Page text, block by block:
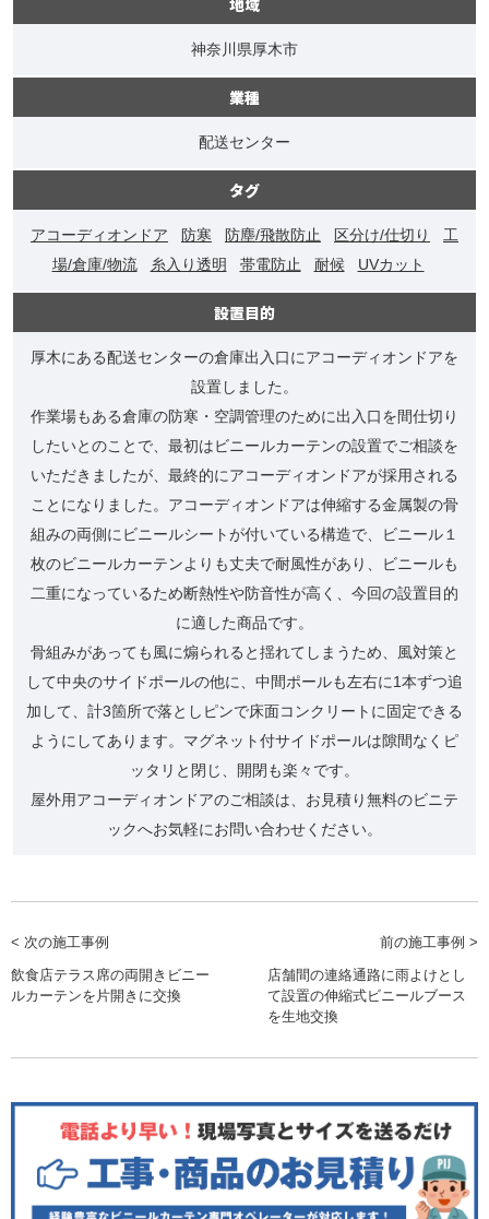
地域
神奈川県厚木市
業種
配送センター
タグ
アコーディオンドア 防寒 防塵/飛散防止 区分け/仕切り
工
場/倉庫/物流
糸入り透明 帯電防止 耐候 UVカット
設置目的
厚木にある配送センターの倉庫出入口にアコーディオンドアを
設置しました。
作業場もある倉庫の防寒・空調管理のために出入口を間仕切り
したいとのことで、最初はビニールカーテンの設置でご相談を
いただきましたが、最終的にアコーディオンドアが採用される
ことになりました。アコーディオンドアは伸縮する金属製の骨
組みの両側にビニールシートが付いている構造で、ビニール１
枚のビニールカーテンよりも丈夫で耐風性があり、ビニールも
二重になっているため断熱性や防音性が高く、今回の設置目的
に適した商品です。
骨組みがあっても風に煽られると揺れてしまうため、風対策と
して中央のサイドポールの他に、中間ポールも左右に1本ずつ追
加して、計3箇所で落としピンで床面コンクリートに固定できる
ようにしてあります。マグネット付サイドポールは隙間なくピ
ッタリと閉じ、開閉も楽々です。
屋外用アコーディオンドアのご相談は、お見積り無料のビニテ
ックへお気軽にお問い合わせください。
< 次の施工事例
飲食店テラス席の両開きビニー
ルカーテンを片開きに交換
前の施工事例 >
店舗間の連絡通路に雨よけとし
て設置の伸縮式ビニールブース
を生地交換